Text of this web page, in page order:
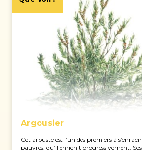
Argousier
Cet arbuste est l’un des premiers à
pauvres, qu’il enrichit progressivement.